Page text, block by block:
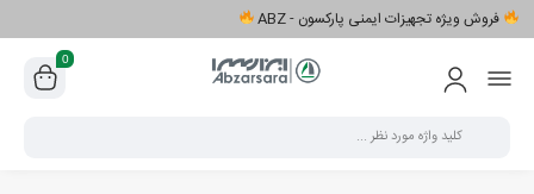
فروش ویژه تجهیزات ایمنی پارکسون - ABZ
0